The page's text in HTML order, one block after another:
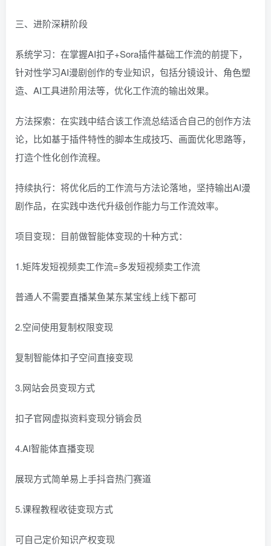
三、进阶深耕阶段
系统学习：在掌握AI扣子+Sora插件基础工作流的前提下，
针对性学习AI漫剧创作的专业知识，包括分镜设计、角色塑
造、AI工具进阶用法等，优化工作流的输出效果。
方法探索：在实践中结合该工作流总结适合自己的创作方法
论，比如基于插件特性的脚本生成技巧、画面优化思路等，
打造个性化创作流程。
持续执行：将优化后的工作流与方法论落地，坚持输出AI漫
剧作品，在实践中迭代升级创作能力与工作流效率。
项目变现：目前做智能体变现的十种方式：
1.矩阵发短视频卖工作流=多发短视频卖工作流
普通人不需要直播某鱼某东某宝线上线下都可
2.空间使用复制权限变现
复制智能体扣子空间直接变现
3.网站会员变现方式
扣子官网虚拟资料变现分销会员
4.AI智能体直播变现
展现方式简单易上手抖音热门赛道
5.课程教程收徒变现方式
可自己定价知识产权变现